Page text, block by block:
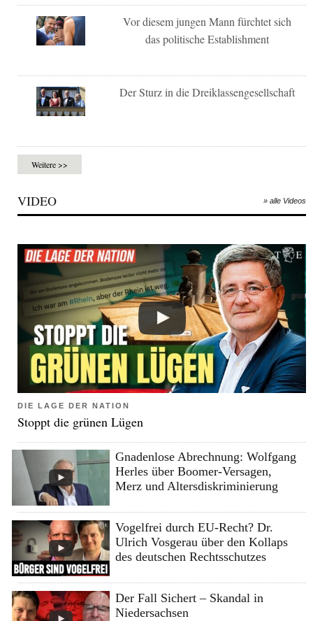
Vor diesem jungen Mann fürchtet sich
das politische Establishment
Der Sturz in die Dreiklassengesellschaft
Weitere >>
VIDEO » alle Videos
DIE LAGE DER NATION
Stoppt die grünen Lügen
Gnadenlose Abrechnung: Wolfgang
Herles über Boomer-Versagen,
Merz und Altersdiskriminierung
Vogelfrei durch EU-Recht? Dr.
Ulrich Vosgerau über den Kollaps
des deutschen Rechtsschutzes
Der Fall Sichert – Skandal in
Niedersachsen